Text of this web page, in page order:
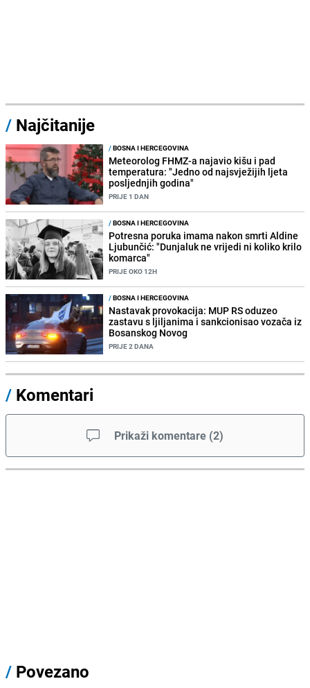
/ Najčitanije
/BOSNA I HERCEGOVINA
Meteorolog FHMZ-a najavio kišu i pad
temperatura: "Jedno od najsvježijih ljeta
posljednjih godina"
PRIJE 1 DAN
/BOSNA I HERCEGOVINA
Potresna poruka imama nakon smrti Aldine
Ljubunčić: "Dunjaluk ne vrijedi ni koliko krilo
komarca"
PRIJE OKO 12H
/BOSNA I HERCEGOVINA
Nastavak provokacija: MUP RS oduzeo
zastavu s ljiljanima i sankcionisao vozača iz
Bosanskog Novog
PRIJE 2 DANA
/ Komentari
Prikaži komentare (2)
/ Povezano